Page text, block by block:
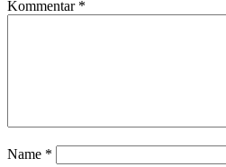
Kommentar *
Name *